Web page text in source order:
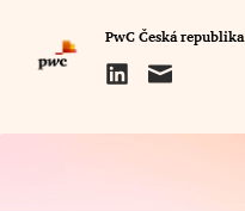
PwC Česká republika